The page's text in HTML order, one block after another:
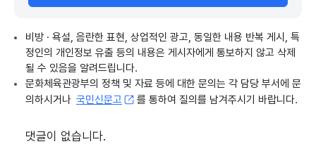
비방 · 욕설, 음란한 표현, 상업적인 광고, 동일한 내용 반복 게시, 특
정인의 개인정보 유출 등의 내용은 게시자에게 통보하지 않고 삭제
될 수 있음을 알려드립니다.
문화체육관광부의 정책 및 자료 등에 대한 문의는 각 담당 부서에 문
의하시거나 국민신문고 를 통하여 질의를 남겨주시기 바랍니다.
댓글이 없습니다.